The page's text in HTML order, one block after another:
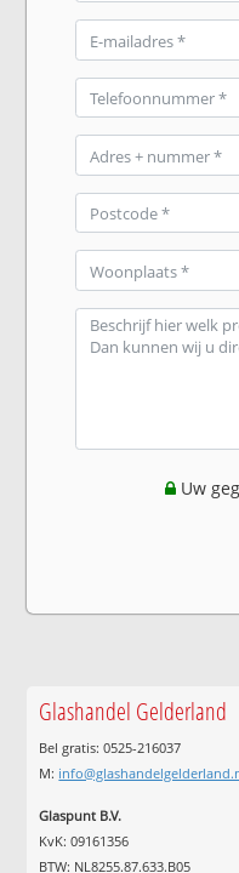
Uw
Glashandel Gelderland
Bel gratis: 0525-216037
M:
Glaspunt B.V.
KvK: 09161356
BTW: NL8255.87.633.B05